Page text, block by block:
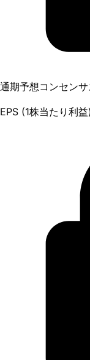
通期予想コンセン
EPS (1株当たり利益)